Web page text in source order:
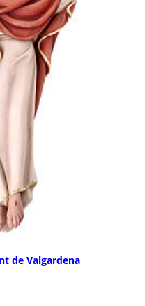
de Valgardena